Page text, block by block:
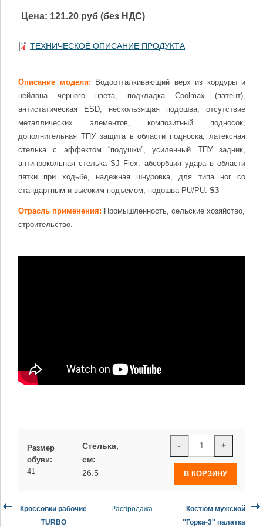
Цена: 121.20 руб (без НДС)
ТЕХНИЧЕСКОЕ ОПИСАНИЕ ПРОДУКТА
Описание модели: Водоотталкивающий верх из кордуры и
нейлона черного цвета, подкладка Coolmax (патент),
антистатическая ESD, нескользящая подошва, отсутствие
металлических элементов, композитный подносок,
дополнительная ТПУ защита в области подноска, латексная
стелька с эффектом “подушки”, усиленный ТПУ задник,
антипрокольная стелька SJ Flex, абсорбция удара в области
пятки при ходьбе, надежная шнуровка, для типа ног со
стандартным и высоким подъемом, подошва PU/PU. S3
Отрасль применения: Промышленность, сельские хозяйство,
строительство.
- +
Размер
обуви:
41
Стелька,
см:
26.5
Кроссовки рабочие
TURBO
Распродажа
Костюм мужской
''Горка-3'' палатка